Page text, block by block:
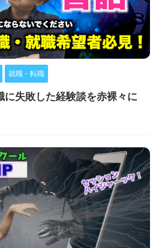
就職・転職
失敗した経験談を赤裸々に